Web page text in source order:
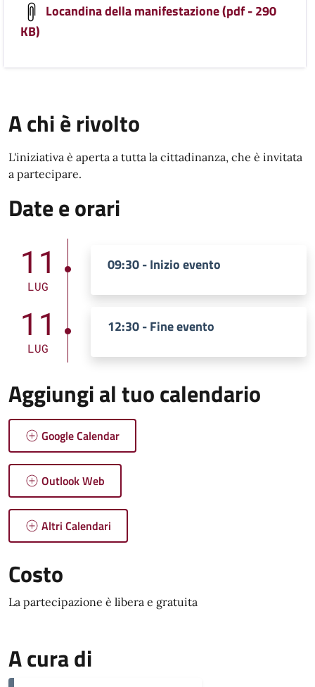
Locandina della manifestazione (pdf - 290
KB)
A chi è rivolto
L'iniziativa è aperta a tutta la cittadinanza, che è invitata
a partecipare.
Date e orari
11
LUG
09:30 - Inizio evento
11
LUG
12:30 - Fine evento
Aggiungi al tuo calendario
Google Calendar
Outlook Web
Altri Calendari
Costo
La partecipazione è libera e gratuita
A cura di